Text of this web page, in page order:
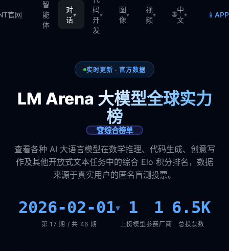
官网
智
能
体
对
话
▾
码
开
发
▾
图
像
▾
视
频
▾ 🌐
中
文
▾ 📱
实时更新 · 官方数据
LM Arena 大模型全球实力
榜
🏆综合榜单
查看各种 AI 大语言模型在数学推理、代码生成、创意写
作及其他开放式文本任务中的综合 Elo 积分排名，数据
来源于真实用户的匿名盲测投票。
2026-02-01▾
第 17 期 / 共 46 期
1
上榜模型
1
参赛厂商
6.5K
总投票数